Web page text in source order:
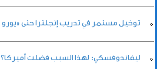
توخيل مستمر في تدريب إنجلترا حتى «يورو 2028»
ليفاندوفسكي: لهذا السبب فضلت أميركا؟